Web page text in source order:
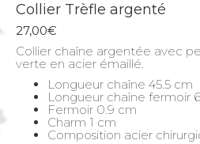
Collier Trèfle argenté
27,00€
Collier chaîne argentée avec
verte en acier émaillé.
Longueur chaîne 45.5 cm
Longueur chaîne fermoir
Fermoir 0.9 cm
Charm 1 cm
Composition acier